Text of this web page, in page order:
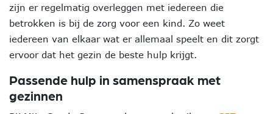
zijn er regelmatig overleggen met iedereen die
betrokken is bij de zorg voor een kind. Zo weet
iedereen van elkaar wat er allemaal speelt en dit zorgt
ervoor dat het gezin de beste hulp krijgt.
Passende hulp in samenspraak met
gezinnen